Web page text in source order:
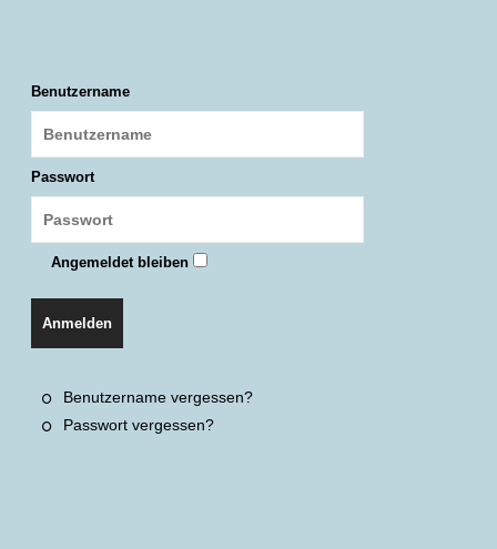
Benutzername
Passwort
Angemeldet bleiben
Anmelden
Benutzername vergessen?
Passwort vergessen?